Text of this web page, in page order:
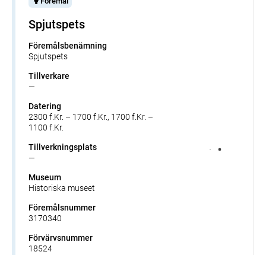
Spjutspets
Föremålsbenämning
Spjutspets
Tillverkare
—
Datering
2300 f.Kr. – 1700 f.Kr., 1700 f.Kr. –
1100 f.Kr.
Tillverkningsplats
—
Museum
Historiska museet
Föremålsnummer
3170340
Förvärvsnummer
18524